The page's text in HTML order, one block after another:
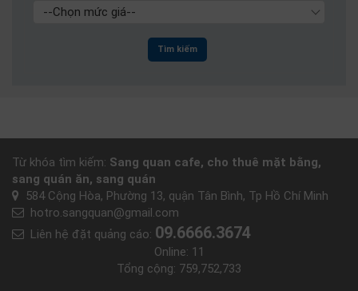
Từ khóa tìm kiếm: Sang quan cafe, cho thuê mặt bằng,
sang quán ăn, sang quán
584 Cộng Hòa, Phường 13, quận Tân Bình, Tp Hồ Chí Minh
hotro.sangquan@gmail.com
Liên hệ đặt quảng cáo: 09.6666.3674
Online: 11
Tổng cộng: 759,752,733